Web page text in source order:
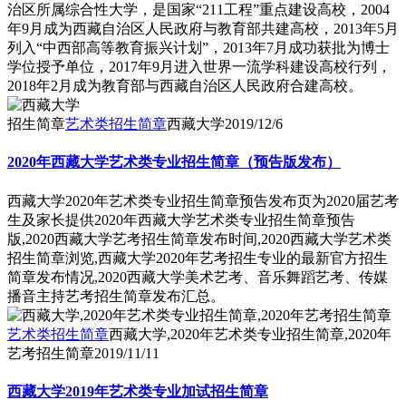
治区所属综合性大学，是国家“211工程”重点建设高校，2004
年9月成为西藏自治区人民政府与教育部共建高校，2013年5月
列入“中西部高等教育振兴计划”，2013年7月成功获批为博士
学位授予单位，2017年9月进入世界一流学科建设高校行列，
2018年2月成为教育部与西藏自治区人民政府合建高校。
招生简章艺术类招生简章西藏大学2019/12/6
2020年西藏大学艺术类专业招生简章（预告版发布）
西藏大学2020年艺术类专业招生简章预告发布页为2020届艺考
生及家长提供2020年西藏大学艺术类专业招生简章预告
版,2020西藏大学艺考招生简章发布时间,2020西藏大学艺术类
招生简章浏览,西藏大学2020年艺考招生专业的最新官方招生
简章发布情况,2020西藏大学美术艺考、音乐舞蹈艺考、传媒
播音主持艺考招生简章发布汇总。
艺术类招生简章西藏大学,2020年艺术类专业招生简章,2020年
艺考招生简章2019/11/11
西藏大学2019年艺术类专业加试招生简章